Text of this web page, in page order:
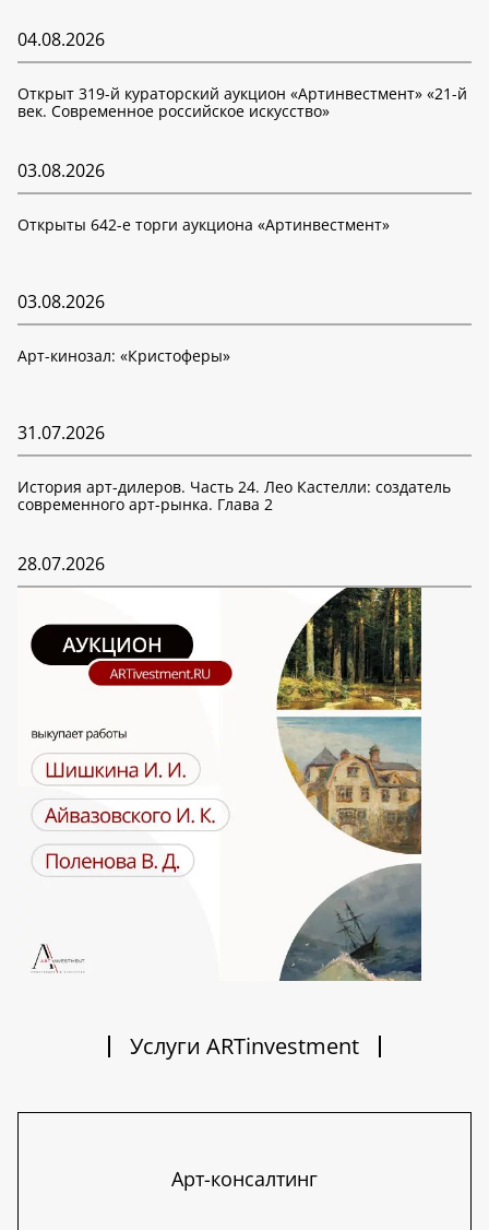
04.08.2026
Открыт 319-й кураторский аукцион «Артинвестмент» «21-й
век. Современное российское искусство»
03.08.2026
Открыты 642-е торги аукциона «Артинвестмент»
03.08.2026
Арт-кинозал: «Кристоферы»
31.07.2026
История арт-дилеров. Часть 24. Лео Кастелли: создатель
современного арт-рынка. Глава 2
28.07.2026
Услуги ARTinvestment
Арт-консалтинг